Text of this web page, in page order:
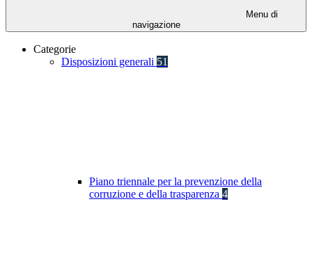
Menu di
navigazione
Categorie
Disposizioni generali 51
Piano triennale per la prevenzione della
corruzione e della trasparenza 4